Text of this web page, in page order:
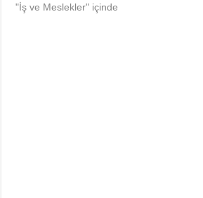
"İş ve Meslekler" içinde